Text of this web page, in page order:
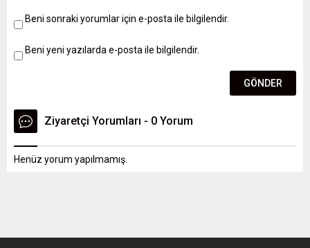
Beni sonraki yorumlar için e-posta ile bilgilendir.
Beni yeni yazılarda e-posta ile bilgilendir.
Ziyaretçi Yorumları - 0 Yorum
Henüz yorum yapılmamış.